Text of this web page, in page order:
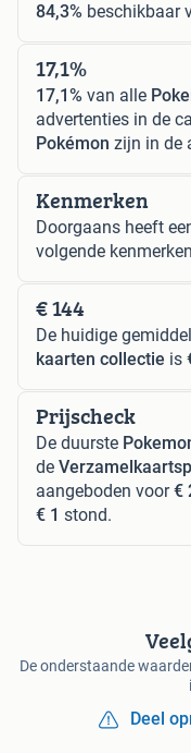
84,3% beschikbaar
17,1%
17,1% van alle
advertenties in de
Pokémon zijn in de
Kenmerken
Doorgaans heeft
volgende
€ 144
De huidige
kaarten collectie is
Prijscheck
De duurste
de
aangeboden voor€
€ 1 stond.
De onderstaande
Deel